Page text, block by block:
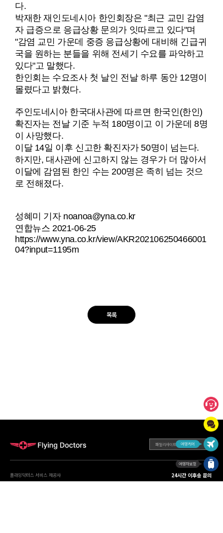
다.
박재한 재인도네시아 한인회장은 "최근 교민 감염
자 급증으로 응급상황 문의가 잇따르고 있다"며
"감염 교민 가운데 중증 응급상황에 대비해 긴급귀
국을 원하는 분들을 위해 전세기 수요를 파악하고
있다"고 말했다.
한인회는 수요조사 첫 날인 전날 하루 동안 12명이
몰렸다고 밝혔다.
주인도네시아 한국대사관에 따르면 한국인(한인)
확진자는 전날 기준 누적 180명이고 이 가운데 8명
이 사망했다.
이달 14일 이후 신고한 확진자가 50명이 넘는다.
하지만, 대사관에 신고하지 않는 경우가 더 많아서
이달에 감염된 한인 수는 200명은 족히 넘는 것으
로 전해졌다.
성혜미 기자 noanoa@yna.co.kr
연합뉴스 2021-06-25
https://www.yna.co.kr/view/AKR202106250466001
04?input=1195m
목록
플라잉닥터스 서비스 제공사
패밀리사이트
24시간 이후송 문의
02-360-2525